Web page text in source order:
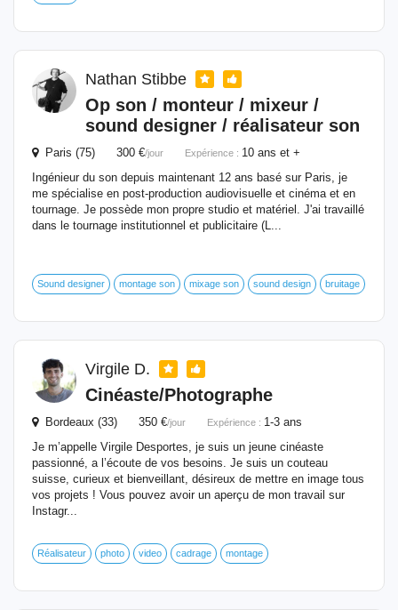
Nathan Stibbe
Op son / monteur / mixeur /
sound designer / réalisateur son
Paris (75) 300 €/jour Expérience : 10 ans et +
Ingénieur du son depuis maintenant 12 ans basé sur Paris, je
me spécialise en post-production audiovisuelle et cinéma et en
tournage. Je possède mon propre studio et matériel. J'ai travaillé
dans le tournage institutionnel et publicitaire (L...
Sound designer montage son mixage son sound design bruitage
Virgile D.
Cinéaste/Photographe
Bordeaux (33) 350 €/jour Expérience : 1-3 ans
Je m’appelle Virgile Desportes, je suis un jeune cinéaste
passionné, a l’écoute de vos besoins. Je suis un couteau
suisse, curieux et bienveillant, désireux de mettre en image tous
vos projets ! Vous pouvez avoir un aperçu de mon travail sur
Instagr...
Réalisateur photo video cadrage montage